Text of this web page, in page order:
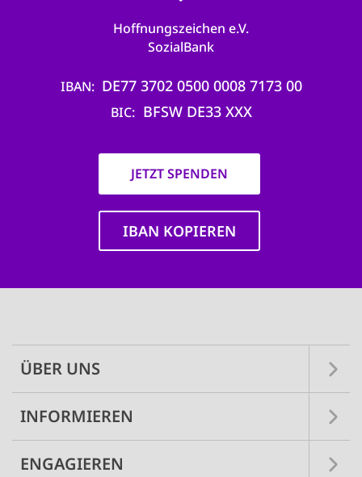
Hoffnungszeichen e.V.
SozialBank
IBAN DE77 3702 0500 0008 7173 00
BIC BFSW DE33 XXX
JETZT SPENDEN
IBAN KOPIEREN
ÜBER UNS
INFORMIEREN
ENGAGIEREN